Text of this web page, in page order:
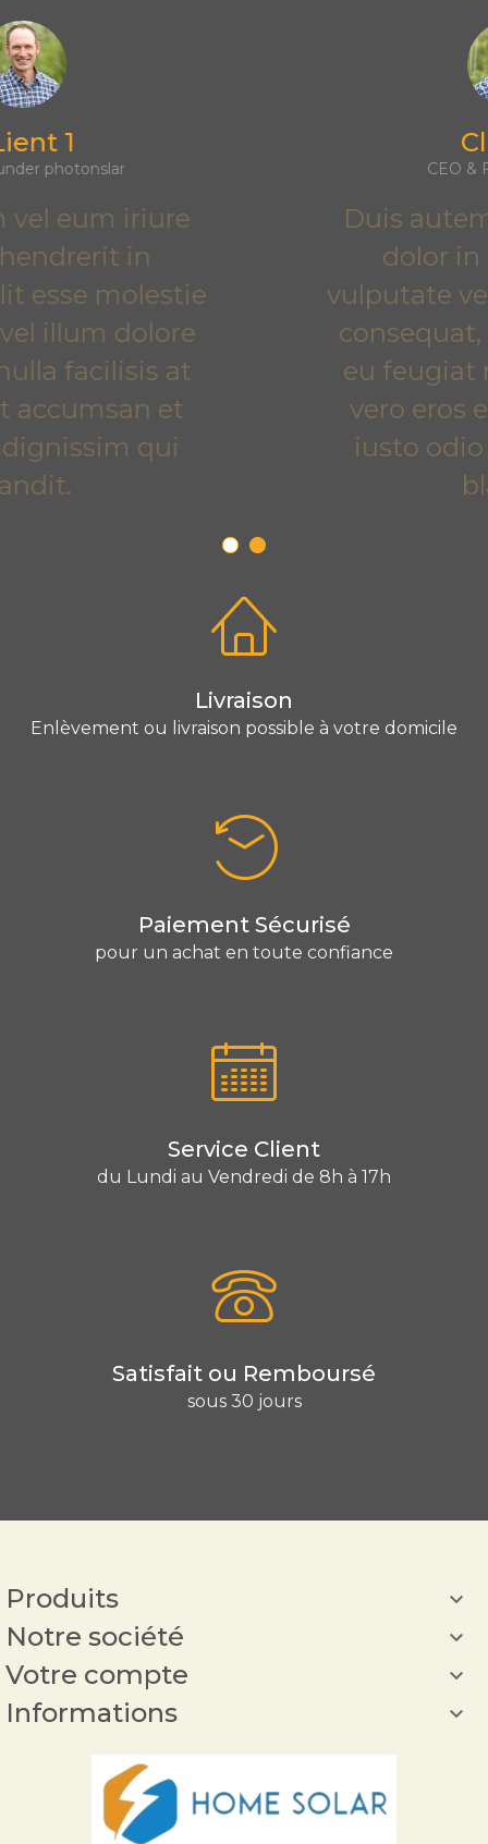
Duis autem vel eum iriure
dolor in hendrerit in
vulputate velit esse molestie
consequat, vel illum dolore
eu feugiat nulla facilisis at
vero eros et accumsan et
iusto odio dignissim qui
Livraison
Enlèvement ou livraison possible à votre domicile
Paiement Sécurisé
pour un achat en toute confiance
Service Client
du Lundi au Vendredi de 8h à 17h
Satisfait ou Remboursé
sous 30 jours
Produits 
Notre société 
Votre compte 
Informations 